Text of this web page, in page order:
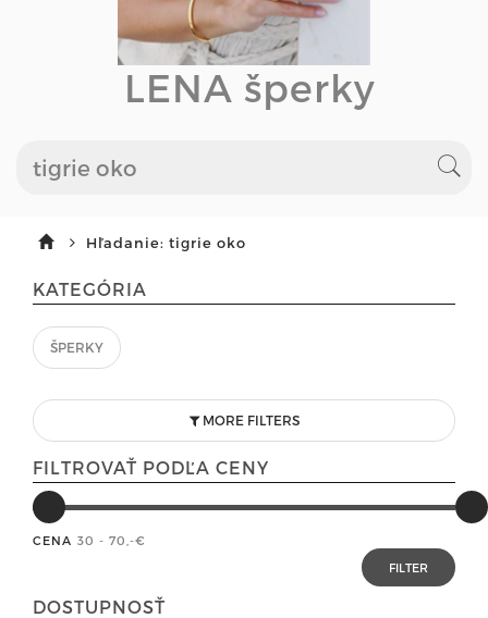
LENA šperky
Hľadanie: tigrie oko
KATEGÓRIA
ŠPERKY
MORE FILTERS
FILTROVAŤ PODĽA CENY
CENA 30 - 70 ,-€
DOSTUPNOSŤ